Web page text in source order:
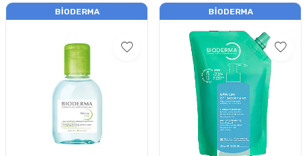
BIODERMA BIODERMA